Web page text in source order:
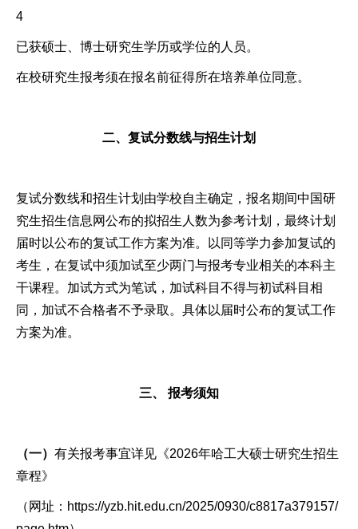
4
已获硕士、博士研究生学历或学位的人员。
在校研究生报考须在报名前征得所在培养单位同意。
二、复试分数线与招生计划
复试分数线和招生计划由学校自主确定，报名期间中国研
究生招生信息网公布的拟招生人数为参考计划，最终计划
届时以公布的复试工作方案为准。以同等学力参加复试的
考生，在复试中须加试至少两门与报考专业相关的本科主
干课程。加试方式为笔试，加试科目不得与初试科目相
同，加试不合格者不予录取。具体以届时公布的复试工作
方案为准。
三、 报考须知
（一） 有关报考事宜详见《2026年哈工大硕士研究生招生
章程》
（网址：https://yzb.hit.edu.cn/2025/0930/c8817a379157/